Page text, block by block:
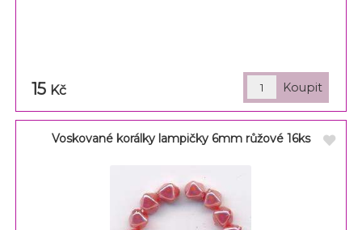
15 Kč
Voskované korálky lampičky 6mm růžové 16ks